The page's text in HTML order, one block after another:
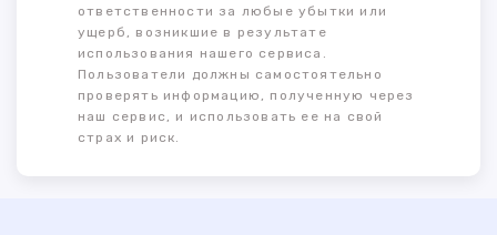
ответственности за любые убытки или
ущерб, возникшие в результате
использования нашего сервиса.
Пользователи должны самостоятельно
проверять информацию, полученную через
наш сервис, и использовать ее на свой
страх и риск.